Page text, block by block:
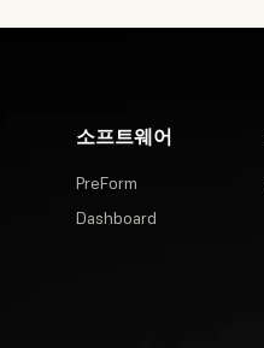
소프트웨어
PreForm
Dashboard